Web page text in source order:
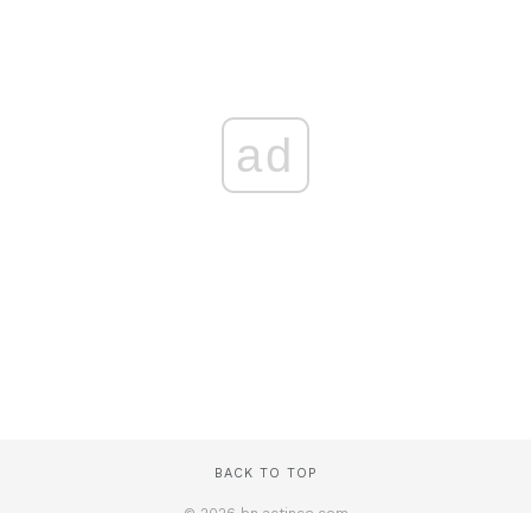
ad
BACK TO TOP